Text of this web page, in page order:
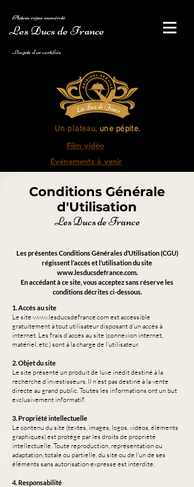
Plateau repas numéroté
Les Ducs de France
Lingots d'or certifiés
Un plateau, une pépite.
Film vidéo
Evénements à venir
Conditions Générale
d'Utilisation
Les Ducs de France
Les présentes Conditions Générales d’Utilisation (CGU)
régissent l’accès et l’utilisation du site
www.lesducsdefrance.com.
En accédant à ce site, vous acceptez sans réserve les
conditions décrites ci-dessous.
1. Accès au site
Le site www.lesducsdefrance.com est accessible
gratuitement à tout utilisateur disposant d’un accès à
internet. Les frais d’accès au site (connexion internet,
matériel, etc.) sont à la charge de l’utilisateur.
2. Objet du site
Le site présente un produit de luxe inédit destiné à la
recherche d’investisseurs. Il n’est pas destiné à la vente
directe au grand public. Toutes les informations ont un but
exclusivement informatif.
3. Propriété intellectuelle
Le contenu du site (textes, images, logos, vidéos, éléments
graphiques) est protégé par les droits de propriété
intellectuelle. Toute reproduction, représentation ou
adaptation, totale ou partielle, du site ou de l’un de ses
éléments sans autorisation expresse est interdite.
4. Responsabilité